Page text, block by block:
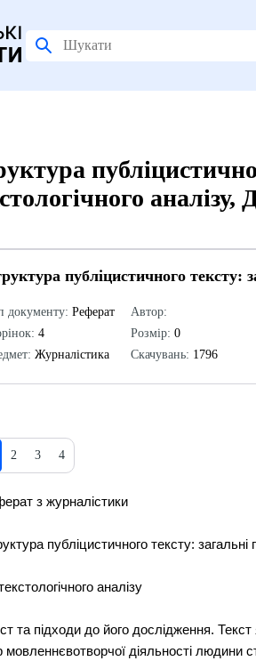
публіцистичного тексту:
документу: Реферат
4
Журналістика
Автор:
Розмір: 0
Скачувань: 1796
2 3 4
з журналістики
публіцистичного тексту: загальні
аналізу
та підходи до його дослідження.
мовленнєвотворчої діяльності людини